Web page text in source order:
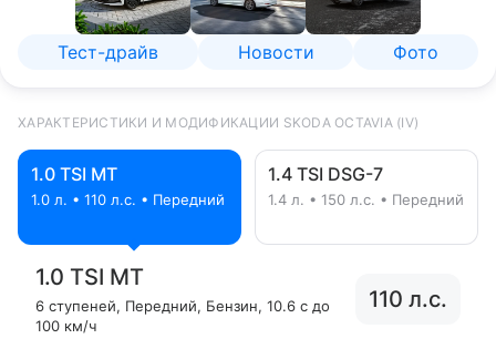
Тест-драйв Новости Фото
ХАРАКТЕРИСТИКИ И МОДИФИКАЦИИ SKODA OCTAVIA (IV)
1.0 TSI MT
1.0 л. • 110 л.с. • Передний
1.4 TSI DSG-7
1.4 л. • 150 л.с. • Передний
1.0 TSI MT
6 ступеней, Передний, Бензин, 10.6 с до
100 км/ч
110 л.с.